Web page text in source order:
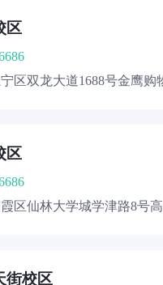
区
区双龙大道1688号金鹰购
区
区仙林大学城学津路8号
街校区